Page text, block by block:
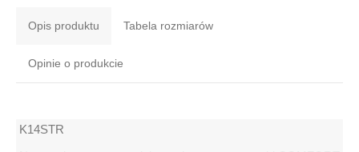
Opis produktu Tabela rozmiarów
Opinie o produkcie
K14STR